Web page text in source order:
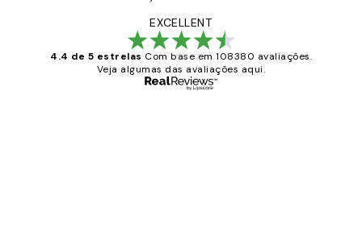
EXCELLENT
4.4 de 5 estrelas Com base em 108380 avaliações.
Veja algumas das avaliações aqui.